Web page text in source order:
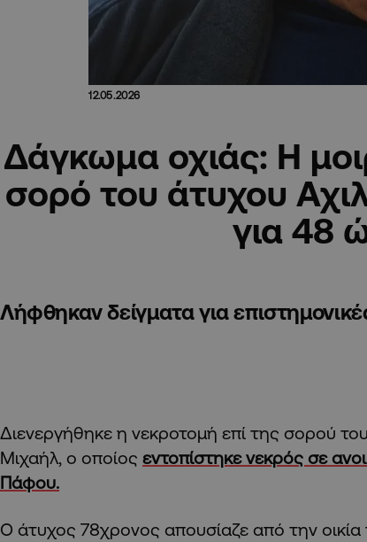
12.05.2026
Δάγκωμα οχιάς: Η
σορό του άτυχου
για 48
Λήφθηκαν δείγματα για
Διενεργήθηκε η νεκροτομή επί της σορού
Μιχαήλ, ο οποίος εντοπίστηκε νεκρός σε
Πάφου.
Ο άτυχος 78χρονος απουσίαζε από την